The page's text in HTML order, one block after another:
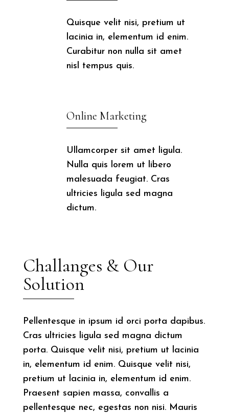
Quisque velit nisi, pretium ut
lacinia in, elementum id enim.
Curabitur non nulla sit amet
nisl tempus quis.
Online Marketing
Ullamcorper sit amet ligula.
Nulla quis lorem ut libero
malesuada feugiat. Cras
ultricies ligula sed magna
dictum.
Challanges & Our
Solution
Pellentesque in ipsum id orci porta dapibus.
Cras ultricies ligula sed magna dictum
porta. Quisque velit nisi, pretium ut lacinia
in, elementum id enim. Quisque velit nisi,
pretium ut lacinia in, elementum id enim.
Praesent sapien massa, convallis a
pellentesque nec, egestas non nisi. Mauris